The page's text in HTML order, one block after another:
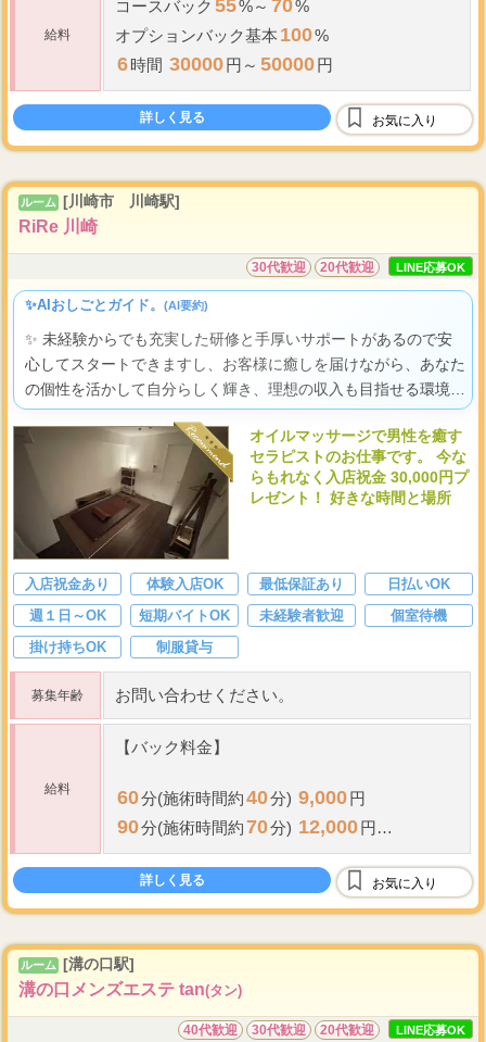
給料
コースバック 55%～ 70%
オプションバック基本 100%
6時間 30000円～ 50000円
詳しく見る お気に入り
ルーム [川崎市 川崎駅]
RiRe 川崎
30代歓迎 20代歓迎 LINE応募OK
✨AIおしごとガイド。 (AI要約)
✨ 未経験からでも充実した研修と手厚いサポートがあるので安
心してスタートできますし、お客様に癒しを届けながら、あなた
の個性を活かして自分らしく輝き、理想の収入も目指せる環境で
すよ。
オイルマッサージで男性を癒す
セラピストのお仕事です。 今な
らもれなく入店祝金 30,000円プ
レゼント！ 好きな時間と場所
入店祝金あり 体験入店OK 最低保証あり
日払いOK
週１日～OK
短期バイトOK 未経験者歓迎
個室待機
掛け持ちOK
制服貸与
募集年齢 お問い合わせください。
給料
【バック料金】
60分(施術時間約40分) 9,000円
90分(施術時間約70分) 12,000円
120分(施術時間約100分)15,000円
※deep lymphを
...
詳しく見る お気に入り
ルーム [溝の口駅]
溝の口メンズエステ tan(タン)
40代歓迎 30代歓迎 20代歓迎 LINE応募OK